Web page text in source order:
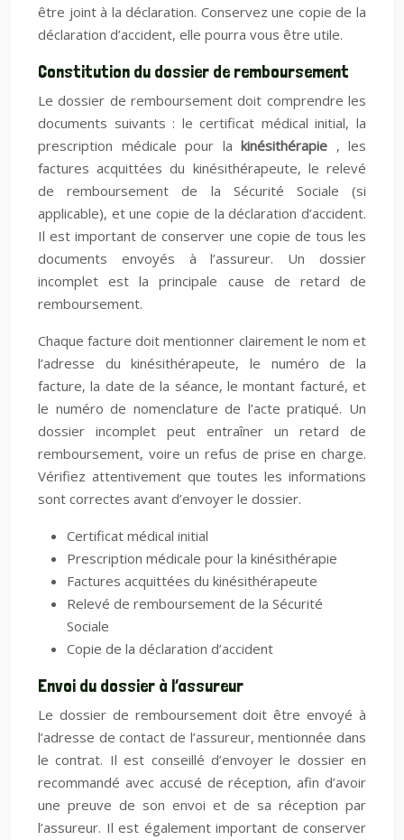
être joint à la déclaration. Conservez une copie de la
déclaration d’accident, elle pourra vous être utile.
Constitution du dossier de remboursement
Le dossier de remboursement doit comprendre les
documents suivants : le certificat médical initial, la
prescription médicale pour la kinésithérapie , les
factures acquittées du kinésithérapeute, le relevé
de remboursement de la Sécurité Sociale (si
applicable), et une copie de la déclaration d’accident.
Il est important de conserver une copie de tous les
documents envoyés à l’assureur. Un dossier
incomplet est la principale cause de retard de
remboursement.
Chaque facture doit mentionner clairement le nom et
l’adresse du kinésithérapeute, le numéro de la
facture, la date de la séance, le montant facturé, et
le numéro de nomenclature de l’acte pratiqué. Un
dossier incomplet peut entraîner un retard de
remboursement, voire un refus de prise en charge.
Vérifiez attentivement que toutes les informations
sont correctes avant d’envoyer le dossier.
Certificat médical initial
Prescription médicale pour la kinésithérapie
Factures acquittées du kinésithérapeute
Relevé de remboursement de la Sécurité
Sociale
Copie de la déclaration d’accident
Envoi du dossier à l’assureur
Le dossier de remboursement doit être envoyé à
l’adresse de contact de l’assureur, mentionnée dans
le contrat. Il est conseillé d’envoyer le dossier en
recommandé avec accusé de réception, afin d’avoir
une preuve de son envoi et de sa réception par
l’assureur. Il est également important de conserver